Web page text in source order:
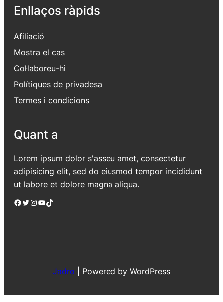
Enllaços ràpids
Afiliació
Mostra el cas
Col·laboreu-hi
Polítiques de privadesa
Termes i condicions
Quant a
Lorem ipsum dolor s'asseu amet, consectetur
adipisicing elit, sed do eiusmod tempor incididunt
ut labore et dolore magna aliqua.
Facebook Twitter Instagram YouTube TikTok
Jadro Powered by WordPress